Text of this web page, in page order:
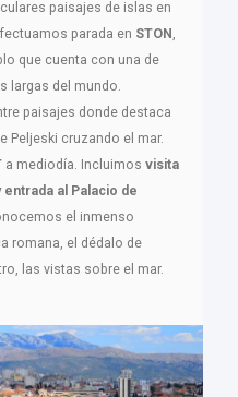
paisajes de islas en
parada en STON ,
que cuenta con una de
largas del mundo.
paisajes donde destaca
Peljeski cruzando el mar.
a mediodía. Incluimos visita
al Palacio de
el inmenso
romana, el dédalo de
las vistas sobre el mar.